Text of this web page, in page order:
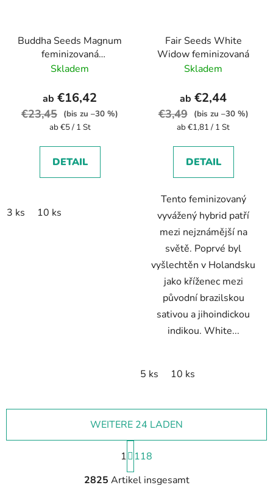
Buddha Seeds Magnum
feminizovaná
autoflowering
Skladem
ab €16,42
€23,45
(bis zu –30 %)
Verkaufspreis:
ab €5 / 1 St
DETAIL
3 ks 10 ks
Fair Seeds White
Widow feminizovaná
Skladem
ab €2,44
€3,49
(bis zu –30 %)
Verkaufspreis:
ab €1,81 / 1 St
DETAIL
Tento feminizovaný
vyvážený hybrid patří
mezi nejznámější na
světě. Poprvé byl
vyšlechtěn v Holandsku
jako kříženec mezi
původní brazilskou
sativou a jihoindickou
indikou. White...
5 ks 10 ks
WEITERE 24 LADEN
P
a
i
1
118
2825 Artikel insgesamt